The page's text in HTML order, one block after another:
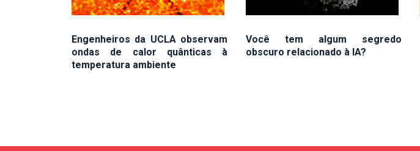
Engenheiros da UCLA observam
ondas de calor quânticas à
temperatura ambiente
Você tem algum segredo
obscuro relacionado à IA?